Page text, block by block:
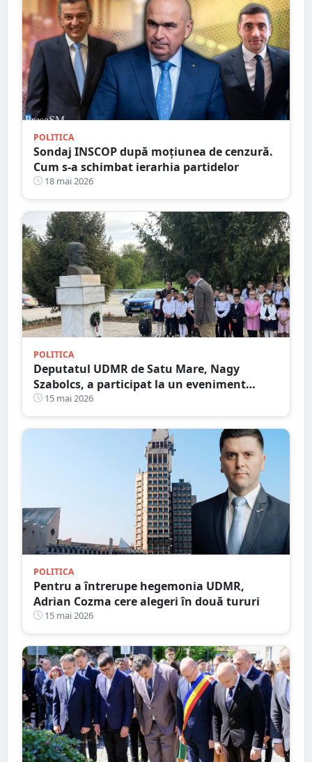
POLITICA
Sondaj INSCOP după moţiunea de cenzură.
Cum s-a schimbat ierarhia partidelor
18 mai 2026
POLITICA
Deputatul UDMR de Satu Mare, Nagy
Szabolcs, a participat la un eveniment
comemorativ dedicat scriitorului și poetului
Páskándi Géza
15 mai 2026
POLITICA
Pentru a întrerupe hegemonia UDMR,
Adrian Cozma cere alegeri în două tururi
15 mai 2026